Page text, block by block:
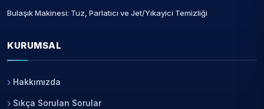
Bulaşık Makinesi: Tuz, Parlatıcı ve Jet/Yıkayici Temizliği
KURUMSAL
Hakkımızda
Sıkça Sorulan Sorular